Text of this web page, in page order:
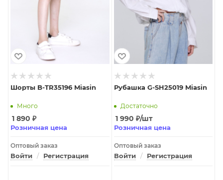
Шорты B-TR35196 Miasin
Много
1 890 ₽
Розничная цена
Оптовый заказ
Войти / Регистрация
Рубашка G-SH25019 Miasin
Достаточно
1 990 ₽/шт
Розничная цена
Оптовый заказ
Войти / Регистрация